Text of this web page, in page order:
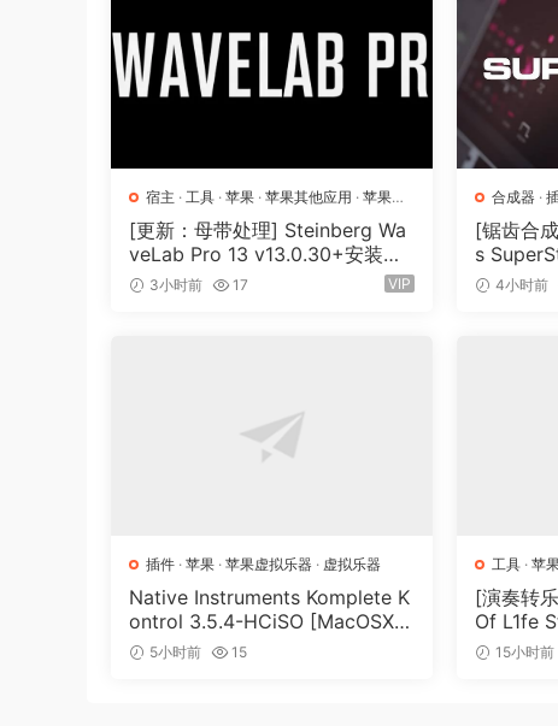
宿主 · 工具 · 苹果 · 苹果其他应用 · 苹果宿
主
[更新：母带处理] Steinberg Wa
veLab Pro 13 v13.0.30+安装方
法 [WiN, MacOSX]（285.6MB
3小时前 17 VIP
合成器·
[锯齿合
s
4小时前
插件 · 苹果 · 苹果虚拟乐器 · 虚拟乐器
Native Instruments Komplete K
ontrol 3.5.4-HCiSO [MacOSX]
（ 823.17MB）
5小时前 15
工具· 苹
[演奏转
Of L1fe
15小时前